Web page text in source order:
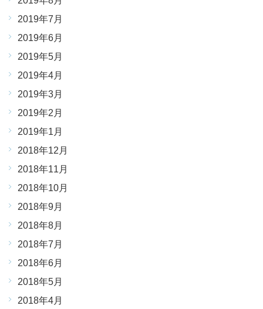
2019年7月
2019年6月
2019年5月
2019年4月
2019年3月
2019年2月
2019年1月
2018年12月
2018年11月
2018年10月
2018年9月
2018年8月
2018年7月
2018年6月
2018年5月
2018年4月